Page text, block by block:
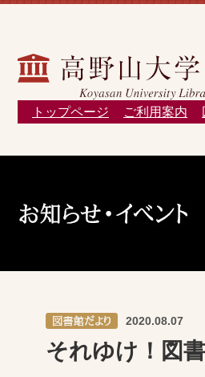
トップページ ご利用案内
2020.08.07
それゆけ！図